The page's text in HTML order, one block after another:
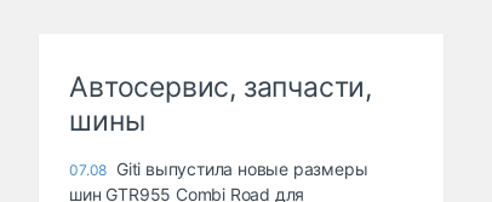
Автосервис, запчасти,
шины
07.08 Giti выпустила новые размеры
шин GTR955 Combi Road для